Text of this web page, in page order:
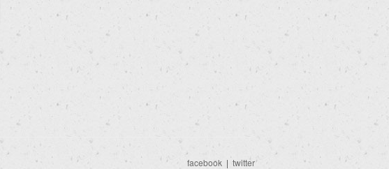
facebook | twitter